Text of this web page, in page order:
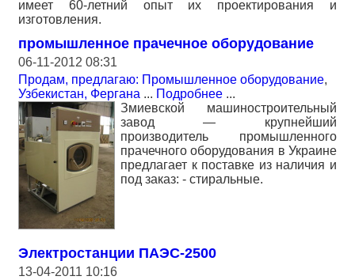
имеет 60-летний опыт их проектирования и
изготовления.
промышленное прачечное оборудование
06-11-2012 08:31
Продам, предлагаю: Промышленное оборудование,
Узбекистан, Фергана ... Подробнее ...
Змиевской машиностроительный
завод — крупнейший
производитель промышленного
прачечного оборудования в Украине
предлагает к поставке из наличия и
под заказ: - стиральные.
Электростанции ПАЭС-2500
13-04-2011 10:16